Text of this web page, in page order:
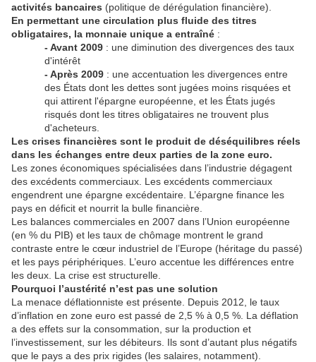
activités bancaires (politique de dérégulation financière).
En permettant une circulation plus fluide des titres
obligataires, la monnaie unique a entraîné :
- Avant 2009 : une diminution des divergences des taux
d'intérêt
- Après 2009 : une accentuation les divergences entre
des États dont les dettes sont jugées moins risquées et
qui attirent l'épargne européenne, et les États jugés
risqués dont les titres obligataires ne trouvent plus
d'acheteurs.
Les crises financières sont le produit de déséquilibres réels
dans les échanges entre deux parties de la zone euro.
Les zones économiques spécialisées dans l’industrie dégagent
des excédents commerciaux. Les excédents commerciaux
engendrent une épargne excédentaire. L’épargne finance les
pays en déficit et nourrit la bulle financière.
Les balances commerciales en 2007 dans l’Union européenne
(en % du PIB) et les taux de chômage montrent le grand
contraste entre le cœur industriel de l’Europe (héritage du passé)
et les pays périphériques. L’euro accentue les différences entre
les deux. La crise est structurelle.
Pourquoi l’austérité n’est pas une solution
La menace déflationniste est présente. Depuis 2012, le taux
d’inflation en zone euro est passé de 2,5 % à 0,5 %. La déflation
a des effets sur la consommation, sur la production et
l’investissement, sur les débiteurs. Ils sont d’autant plus négatifs
que le pays a des prix rigides (les salaires, notamment).